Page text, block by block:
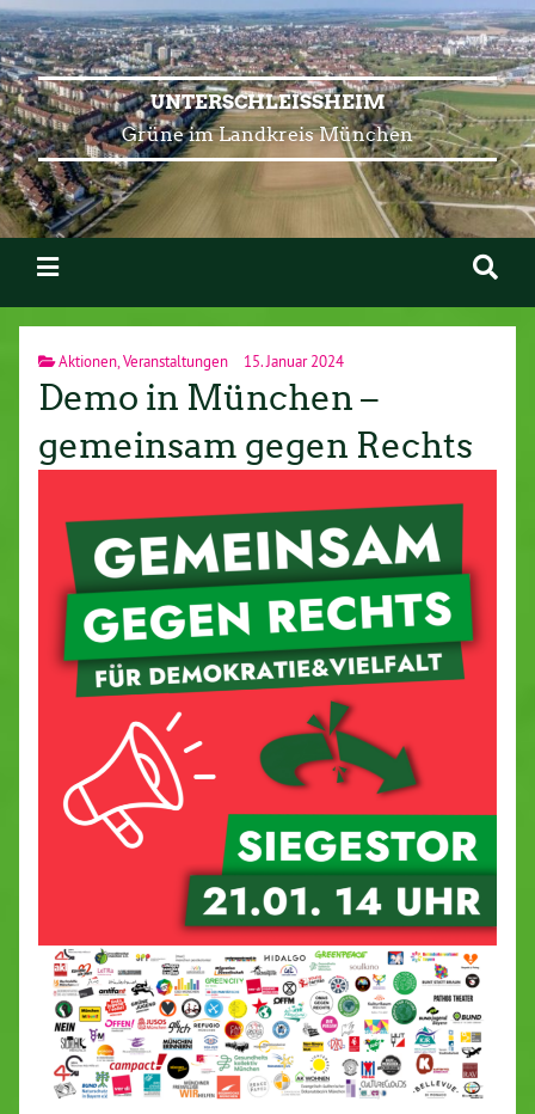
UNTERSCHLEISSHEIM
Grüne im Landkreis München
Aktionen,Veranstaltungen 15. Januar 2024
Demo in München –
gemeinsam gegen Rechts